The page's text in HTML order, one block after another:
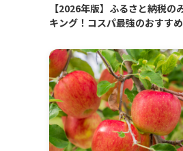
【2026年版】ふるさと納税の
キング！コスパ最強のおすす